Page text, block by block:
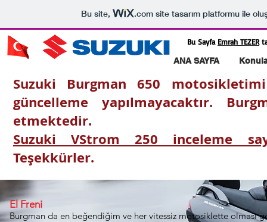
Bu site, .comsite tasarım platformu ile
ANA SAYFA
Bu Sayfa Emrah TEZER
Suzuki Burgman 650
güncelleme yapılmayacaktır.
etmektedir.
Suzuki VStrom 250 inceleme
Teşekkürler.
El Freni
Burgman da en beğendiğim ve her vitessiz motosiklette olması